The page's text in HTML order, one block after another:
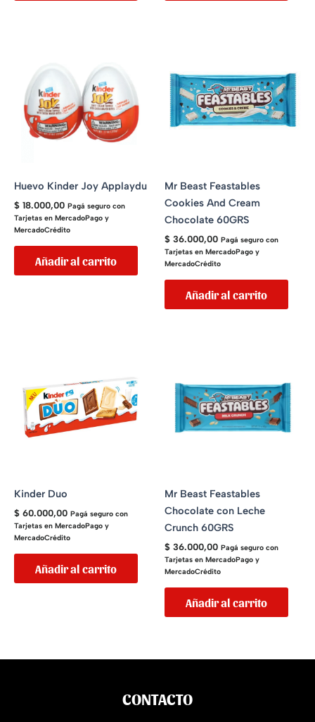
Huevo Kinder Joy Applaydu
$ 18.000,00 Pagá seguro con
Tarjetas en MercadoPago y
MercadoCrédito
Añadir al carrito
Mr Beast Feastables
Cookies And Cream
Chocolate 60GRS
$ 36.000,00 Pagá seguro con
Tarjetas en MercadoPago y
MercadoCrédito
Añadir al carrito
Kinder Duo
$ 60.000,00 Pagá seguro con
Tarjetas en MercadoPago y
MercadoCrédito
Añadir al carrito
Mr Beast Feastables
Chocolate con Leche
Crunch 60GRS
$ 36.000,00 Pagá seguro con
Tarjetas en MercadoPago y
MercadoCrédito
Añadir al carrito
CONTACTO